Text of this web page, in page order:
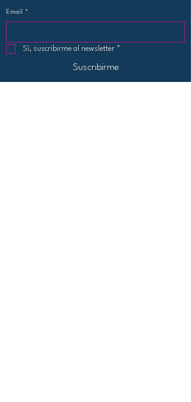
Email *
Sí, suscribirme al newsletter *
Suscribirme